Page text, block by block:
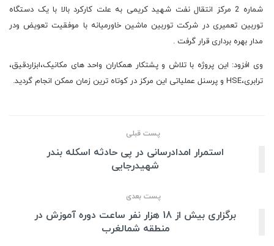
شماره 2 مرکز انتقال نفت شهید کریمی به علت کارکرد بالا با یک دستگاه
توربین تعمیری در شرکت توربین ماشین خاورمیانه با موفقیت تعویض ودر
مدار بهره برداری قرار گرفت .
وی افزود: این پروژه با تلاش و پشتکار همکاران واحد های مکانیک،ابزاردقیق،
ترابری،HSE و پرسنل عملیاتی این مرکز در کوتاه ترین زمان ممکن انجام گردید.
پست قبلی
استمرار امدادرسانی در پی حادثه اسکله بندر
شهیدرجایی
پست بعدی
برگزاری بیش از 18 هزار نفر ساعت دوره آموزش در
منطقه شمالغرب